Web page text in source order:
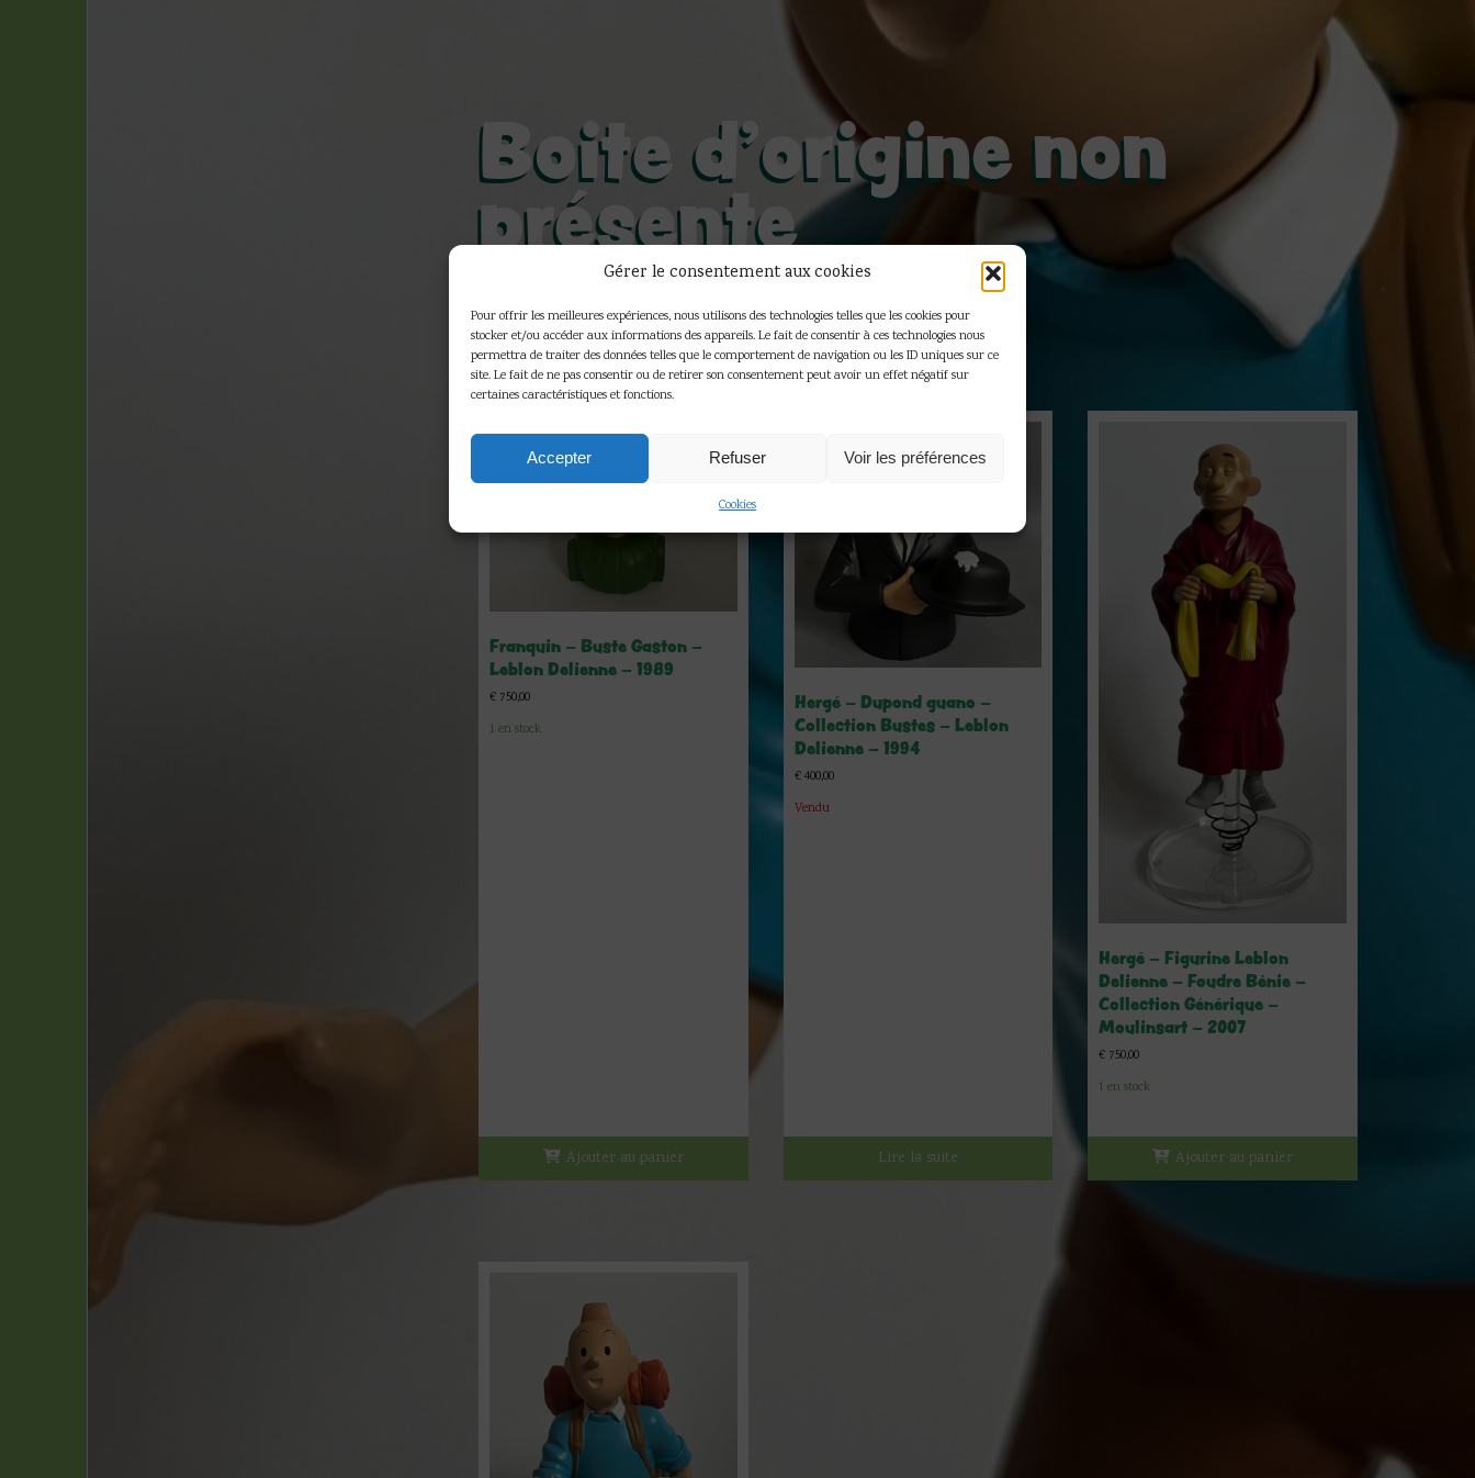
Gérer le consentement aux cookies
Pour offrir les meilleures expériences, nous utilisons des technologies telles que les cookies pour
stocker et/ou accéder aux informations des appareils. Le fait de consentir à ces technologies nous
permettra de traiter des données telles que le comportement de navigation ou les ID uniques sur ce
site. Le fait de ne pas consentir ou de retirer son consentement peut avoir un effet négatif sur
certaines caractéristiques et fonctions.
Accepter Refuser Voir les préférences
Cookies
Boite d'origine non
présente
Accueil»Boite d'origine non présente
4 résultats affichés
Franquin – Buste Gaston –
Leblon Delienne – 1989
€ 750,00
1 en stock
Ajouter au panier
Hergé – Dupond guano –
Collection Bustes – Leblon
Delienne – 1994
€400,00
Vendu
Lire la suite
Hergé – Figurine Leblon
Delienne – Foudre Bénie –
Collection Générique –
Moulinsart – 2007
€ 750,00
1 en stock
Ajouter au panier